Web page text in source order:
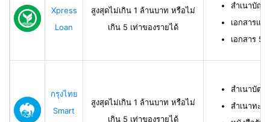
Xpress
Loan
สูงสุดไม่เกิน 1 ล้านบาท หรือไม่
เกิน 5 เท่าของรายได้
สำเนาบัญ
เอกสารแส
เอกสาร
กรุงไทย
Smart
สูงสุดไม่เกิน 1 ล้านบาท หรือไม่
เกิน 5 เท่าของรายได้
สำเนาบัตร
สำเนาทะเ